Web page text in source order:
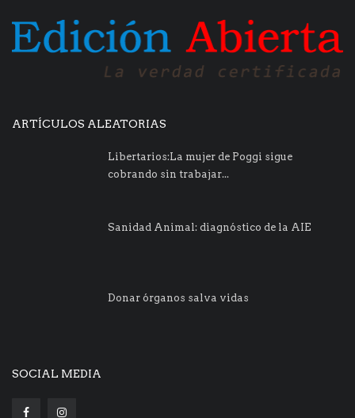
ARTÍCULOS ALEATORIAS
Libertarios:La mujer de Poggi sigue
cobrando sin trabajar...
Sanidad Animal: diagnóstico de la AIE
Donar órganos salva vidas
SOCIAL MEDIA